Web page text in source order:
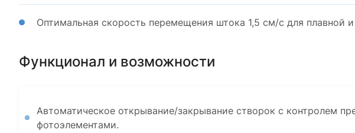
Оптимальная скорость перемещения штока 1,5 см/с для плавной
Функционал и возможности
Автоматическое открывание/закрывание створок с контролем
фотоэлементами.